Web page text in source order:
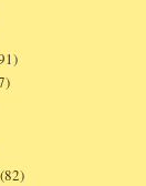
(82)